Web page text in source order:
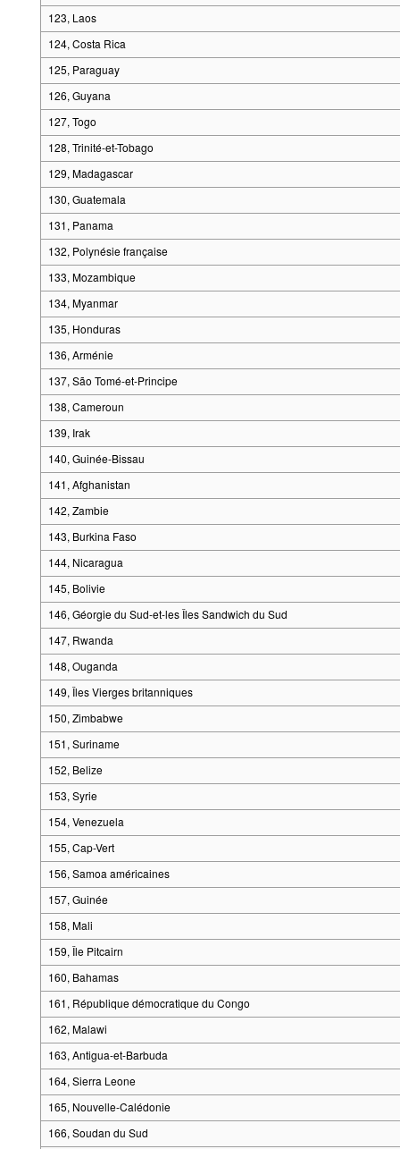
123, Laos
124, Costa Rica
125, Paraguay
126, Guyana
127, Togo
128, Trinité-et-Tobago
129, Madagascar
130, Guatemala
131, Panama
132, Polynésie française
133, Mozambique
134, Myanmar
135, Honduras
136, Arménie
137, São Tomé-et-Principe
138, Cameroun
139, Irak
140, Guinée-Bissau
141, Afghanistan
142, Zambie
143, Burkina Faso
144, Nicaragua
145, Bolivie
146, Géorgie du Sud-et-les Îles Sandwich du Sud
147, Rwanda
148, Ouganda
149, Îles Vierges britanniques
150, Zimbabwe
151, Suriname
152, Belize
153, Syrie
154, Venezuela
155, Cap-Vert
156, Samoa américaines
157, Guinée
158, Mali
159, Île Pitcairn
160, Bahamas
161, République démocratique du Congo
162, Malawi
163, Antigua-et-Barbuda
164, Sierra Leone
165, Nouvelle-Calédonie
166, Soudan du Sud